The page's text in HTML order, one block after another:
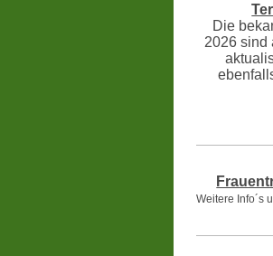
Die
2026 sind
Weitere Info´s